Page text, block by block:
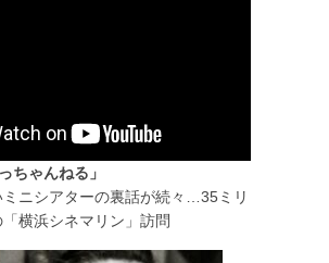
ちゃんねる」
ニシアターの裏話が続々…35ミリ
横浜シネマリン」訪問